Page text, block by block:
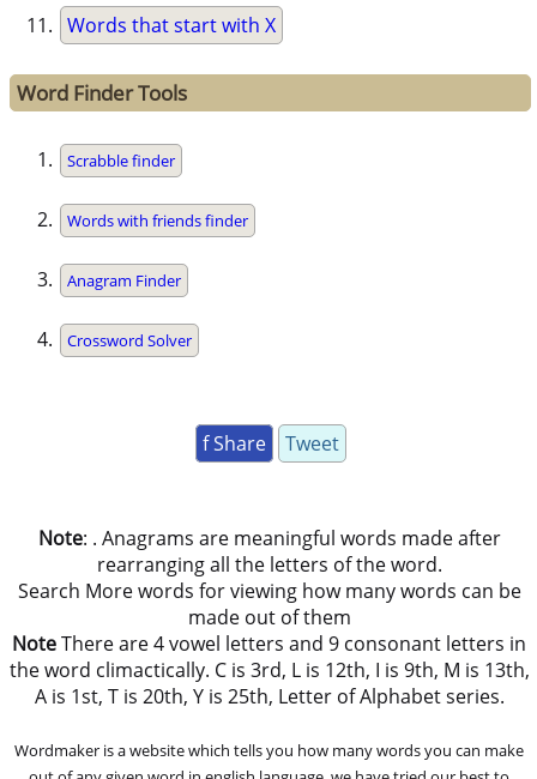
Words that start with X
Word Finder Tools
Scrabble finder
Words with friends finder
Anagram Finder
Crossword Solver
f Share Tweet
Note: . Anagrams are meaningful words made after
rearranging all the letters of the word.
Search More words for viewing how many words can be
made out of them
NoteThere are 4 vowel letters and 9 consonant letters in
the word climactically. C is 3rd, L is 12th, I is 9th, M is 13th,
A is 1st, T is 20th, Y is 25th, Letter of Alphabet series.
Wordmaker is a website which tells you how many words you can make